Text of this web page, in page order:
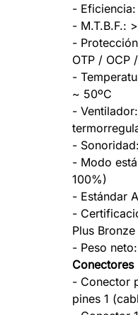
-
- M.T.B.F.:
-
OTP / OCP
-
~ 50ºC
-
-
- Modo
100%)
- Estándar
-
Plus Bronze
- Peso
Conectores
- Conector
pines 1